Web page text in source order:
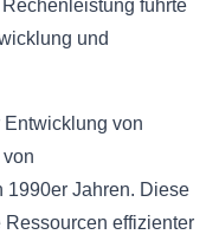
führte
und
von
Jahren. Diese
effizienter